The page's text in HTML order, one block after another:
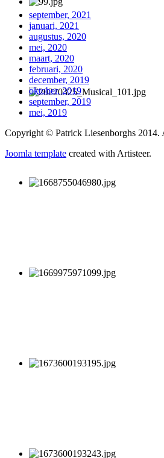
september, 2021
januari, 2021
augustus, 2020
mei, 2020
maart, 2020
februari, 2020
december, 2019
oktober, 2019
september, 2019
mei, 2019
Copyright © Patrick Liesenborghs 2014.
Joomla template created with Artisteer.